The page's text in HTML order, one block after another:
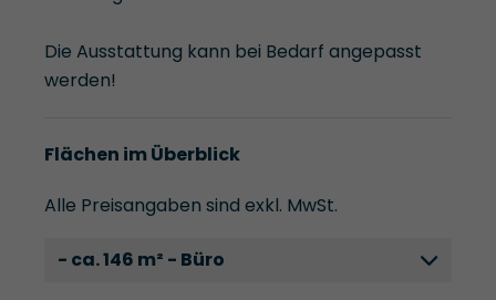
Die Ausstattung kann bei Bedarf angepasst
werden!
Flächen im Überblick
Alle Preisangaben sind exkl. MwSt.
- ca. 146 m² - Büro